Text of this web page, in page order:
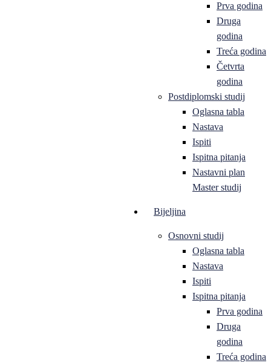
Prva godina
Druga
godina
Treća godina
Četvrta
godina
Postdiplomski studij
Oglasna tabla
Nastava
Ispiti
Ispitna pitanja
Nastavni plan
Master studij
Bijeljina
Osnovni studij
Oglasna tabla
Nastava
Ispiti
Ispitna pitanja
Prva godina
Druga
godina
Treća godina